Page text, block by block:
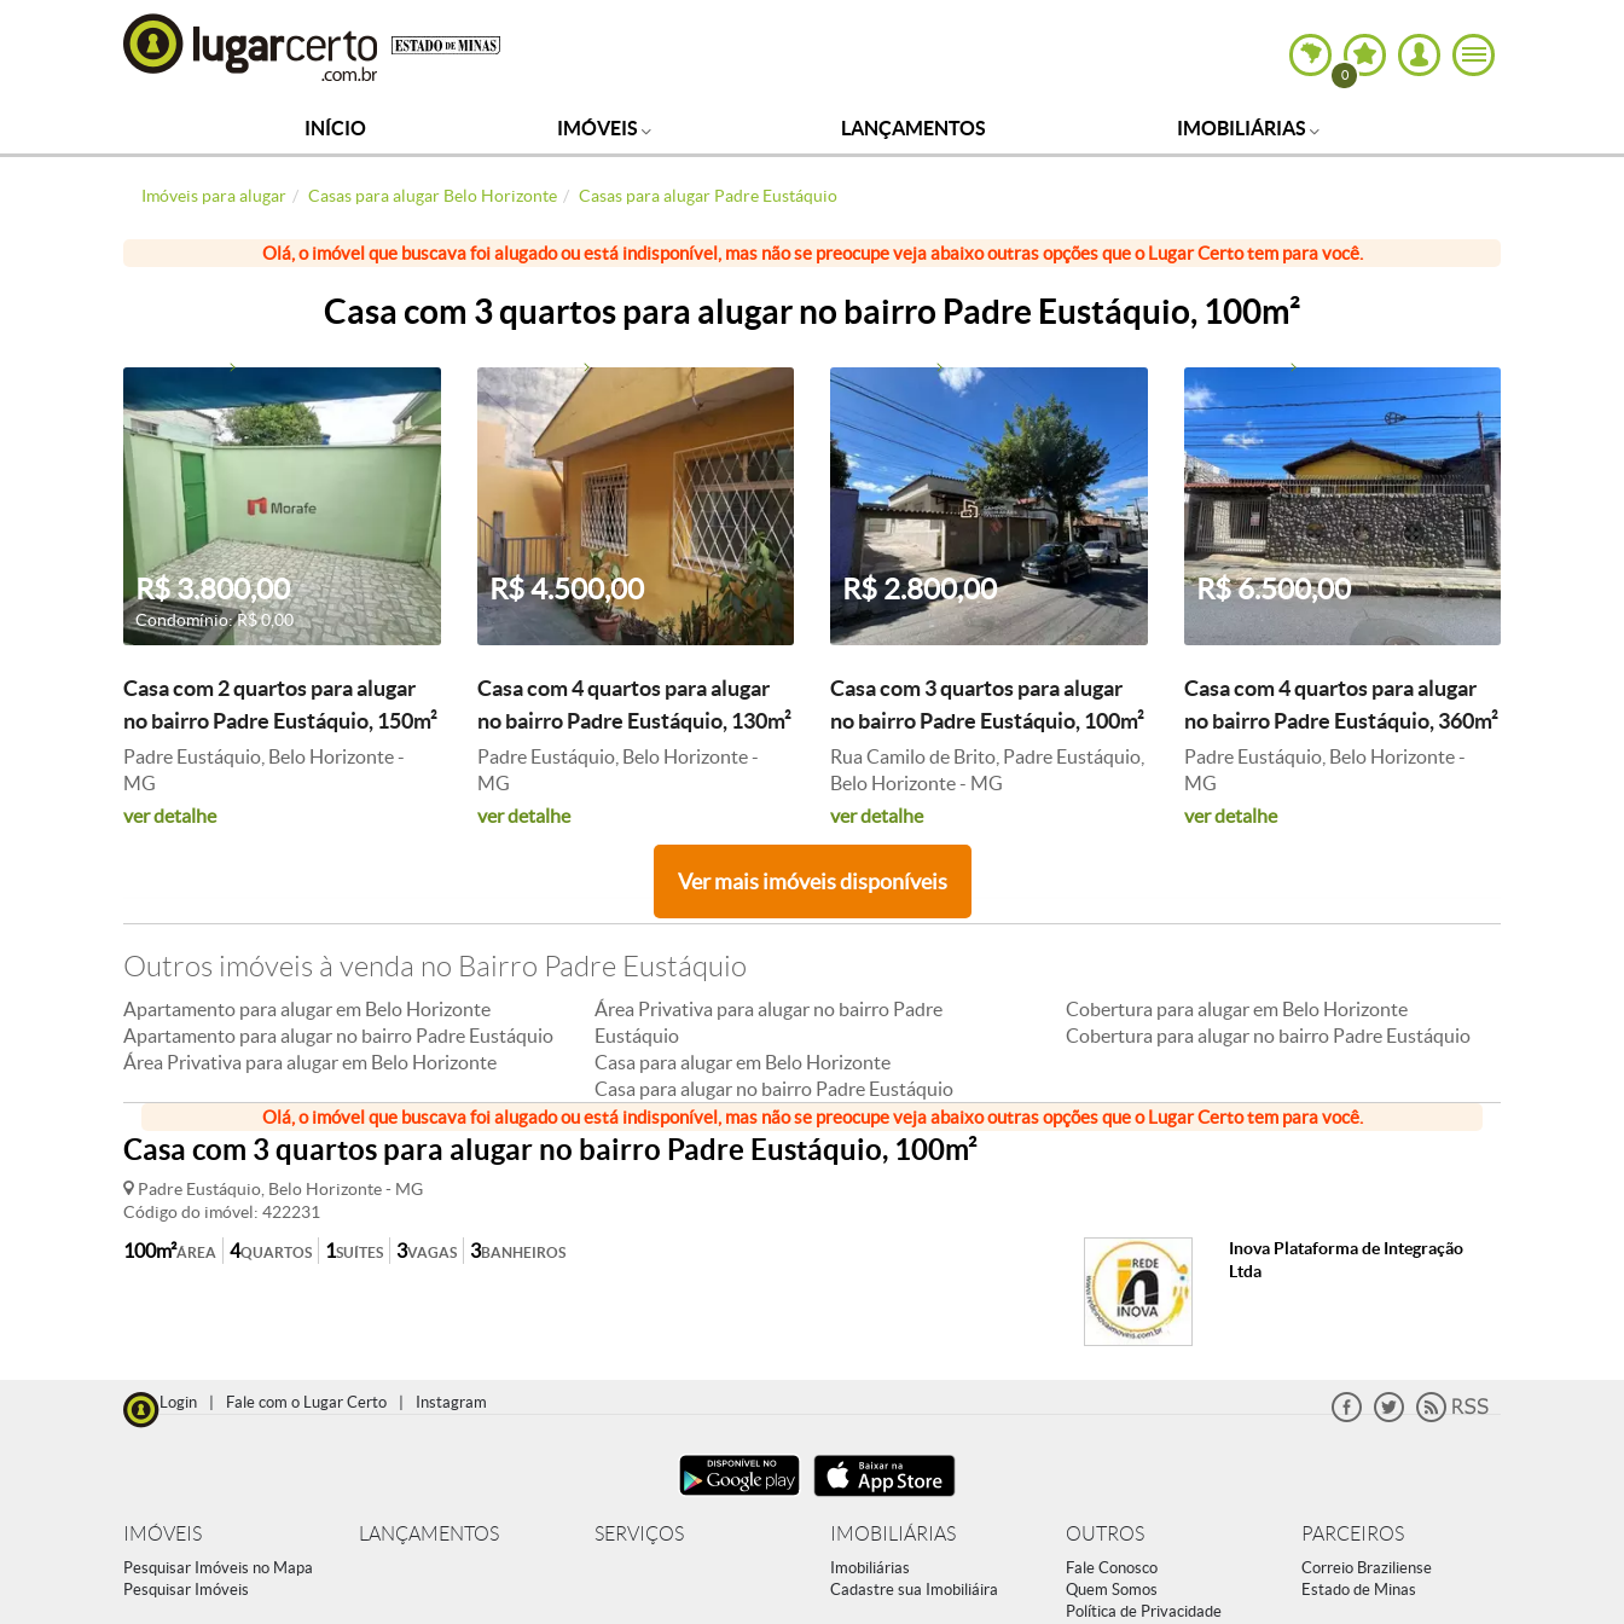
0
INÍCIO IMÓVEIS LANÇAMENTOS IMOBILIÁRIAS
Imóveis para alugar Casas para alugar Belo Horizonte Casas para alugar Padre Eustáquio
Olá, o imóvel que buscava foi alugado ou está indisponível, mas não se preocupe veja abaixo outras opções que o Lugar Certo tem para você.
Casa com 3 quartos para alugar no bairro Padre Eustáquio, 100m²
R$ 3.800,00
Condomínio: R$ 0,00
Casa com 2 quartos para alugar
no bairro Padre Eustáquio, 150m²
Padre Eustáquio, Belo Horizonte -
MG
ver detalhe
R$ 4.500,00
Casa com 4 quartos para alugar
no bairro Padre Eustáquio, 130m²
Padre Eustáquio, Belo Horizonte -
MG
ver detalhe
R$ 2.800,00
Casa com 3 quartos para alugar
no bairro Padre Eustáquio, 100m²
Rua Camilo de Brito, Padre Eustáquio,
Belo Horizonte - MG
ver detalhe
R$ 6.500,00
Casa com 4 quartos para alugar
no bairro Padre Eustáquio, 360m²
Padre Eustáquio, Belo Horizonte -
MG
ver detalhe
Ver mais imóveis disponíveis
Outros imóveis à venda no Bairro Padre Eustáquio
Apartamento para alugar em Belo Horizonte
Apartamento para alugar no bairro Padre Eustáquio
Área Privativa para alugar em Belo Horizonte
Área Privativa para alugar no bairro Padre
Eustáquio
Casa para alugar em Belo Horizonte
Casa para alugar no bairro Padre Eustáquio
Cobertura para alugar em Belo Horizonte
Cobertura para alugar no bairro Padre Eustáquio
Olá, o imóvel que buscava foi alugado ou está indisponível, mas não se preocupe veja abaixo outras opções que o Lugar Certo tem para você.
Casa com 3 quartos para alugar no bairro Padre Eustáquio, 100m²
Padre Eustáquio, Belo Horizonte - MG
Código do imóvel: 422231
ÁREA
100m² QUARTOS
4 SUÍTES
1 VAGAS
3 BANHEIROS
3
Inova Plataforma de Integração
Ltda
Login | Fale com o Lugar Certo | Instagram
IMÓVEIS
Pesquisar Imóveis no Mapa
Pesquisar Imóveis
LANÇAMENTOS SERVIÇOS IMOBILIÁRIAS
Imobiliárias
Cadastre sua Imobiliáira
OUTROS
Fale Conosco
Quem Somos
Política de Privacidade
PARCEIROS
Correio Braziliense
Estado de Minas